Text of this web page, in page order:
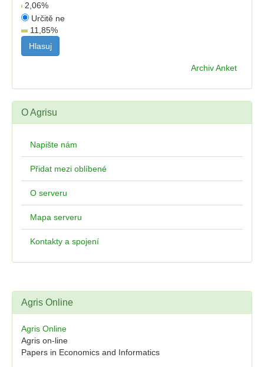
2,06%
Určitě ne
11,85%
Archiv Anket
O Agrisu
Napište nám
Přidat mezi oblíbené
O serveru
Mapa serveru
Kontakty a spojení
Agris Online
Agris Online
Agris on-line
Papers in Economics and Informatics